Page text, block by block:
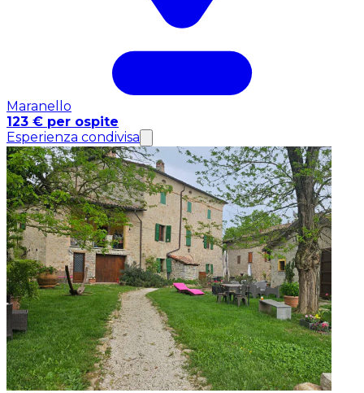
Maranello
123 € per ospite
Esperienza condivisa